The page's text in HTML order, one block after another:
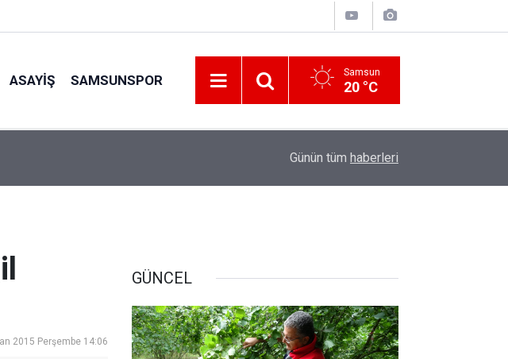
ASAYİŞ SAMSUNSPOR Samsun
20 °C
Tırdan yola saçılan keresteler ulaşımı aksattı
Günün tüm haberleri
2015 Perşembe 14:06
GÜNCEL